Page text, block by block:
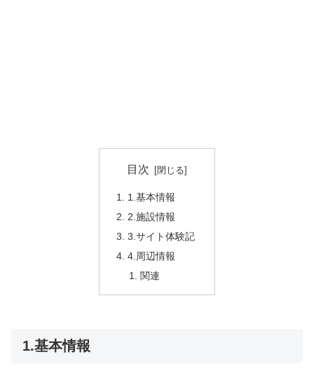
目次
1.基本情報
2.施設情報
3.サイト体験記
4.周辺情報
関連
1.基本情報